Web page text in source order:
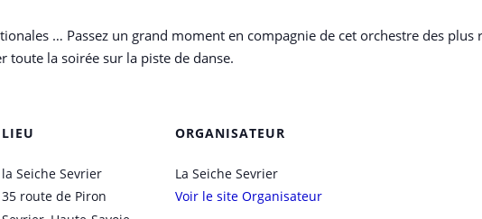
… Passez un grand moment en compagnie de cet orchestre des plus
toute la soirée sur la piste de danse.
LIEU
la Seiche Sevrier
35 route de Piron
ORGANISATEUR
La Seiche Sevrier
Voir le site Organisateur